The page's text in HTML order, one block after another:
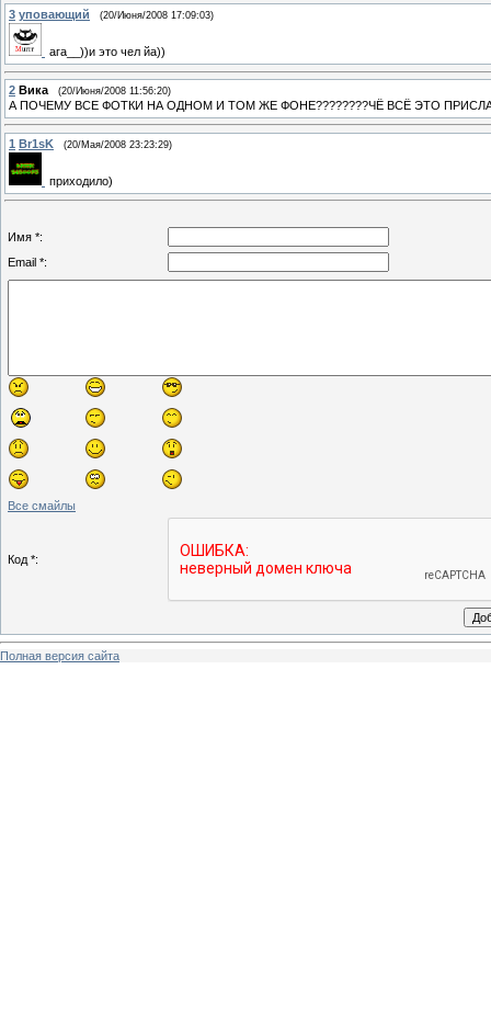
3 уповающий (20/Июня/2008 17:09:03)
ага__))и это чел йа))
2 Вика (20/Июня/2008 11:56:20)
А ПОЧЕМУ ВСЕ ФОТКИ НА ОДНОМ И ТОМ ЖЕ ФОНЕ????????ЧЁ ВСЁ ЭТО
1 Br1sK (20/Мая/2008 23:23:29)
приходило)
Имя *:
Email *:
Все смайлы
Код *:
Полная версия сайта